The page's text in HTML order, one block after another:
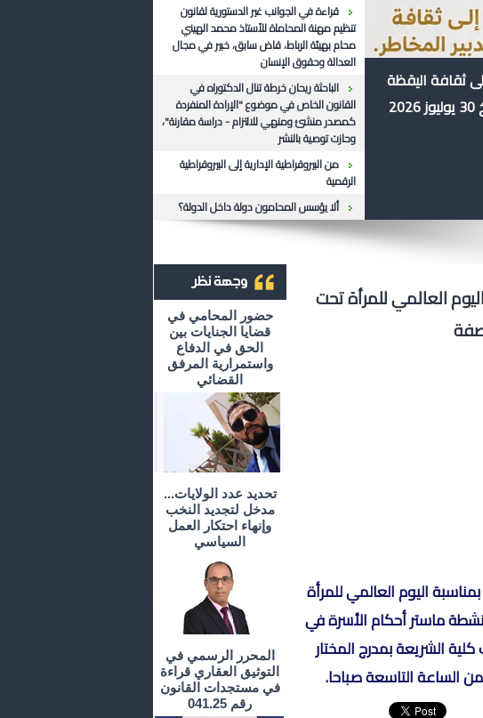
قراءة في الجوانب غير الدستورية لقانون
تنظيم مهنة المحاماة للأستاذ محمد الهيني
محام بهيئة الرباط، قاض سابق، خبير في مجال
العدالة وحقوق الإنسان
الباحثة ريحان خرطة تنال الدكتوراه في
القانون الخاص في موضوع "الإرادة المنفردة
كمصدر منشئ ومنهي للالتزام - دراسة مقارنة"،
وحازت توصية بالنشر
من البيروقراطية الإدارية إلى البيروقراطية
الرقمية
ألا يؤسس المحامون دولة داخل الدولة؟
ثقافة اليقظة
حضور المحامي في
قضايا الجنايات بين
الحق في الدفاع
واستمرارية المرفق
القضائي
تحديد عدد الولايات...
مدخل لتجديد النخب
وإنهاء احتكار العمل
السياسي
المحرر الرسمي في
التوثيق العقاري قراءة
في مستجدات القانون
رقم 041.25
العالمي للمرأة تحت
اليوم العالمي للمرأة
ماستر أحكام الأسرة في
الشريعة بمدرج المختار